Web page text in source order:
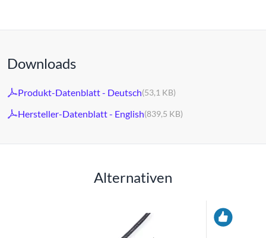
Downloads
Produkt-Datenblatt - Deutsch(53,1 KB)
Hersteller-Datenblatt - English(839,5 KB)
Alternativen